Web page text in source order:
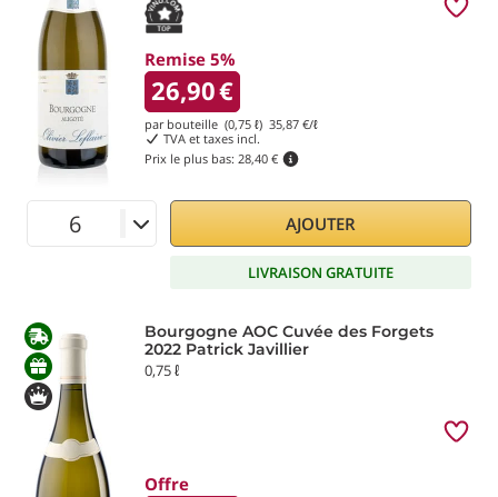
Remise 5%
26,90€
par bouteille (0,75 ℓ) 35,87 €/ℓ
TVA et taxes incl.
Prix le plus bas: 28,40 €
AJOUTER
LIVRAISON GRATUITE
Bourgogne AOC Cuvée des Forgets
2022 Patrick Javillier
0,75 ℓ
Offre